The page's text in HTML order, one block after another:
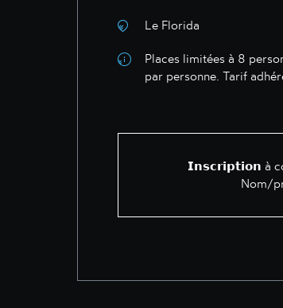
Le Florida
Places limitées à 8
par personne. Tarif
𝗜𝗻𝘀𝗰𝗿𝗶𝗽𝘁𝗶𝗼𝗻 à
Nom/